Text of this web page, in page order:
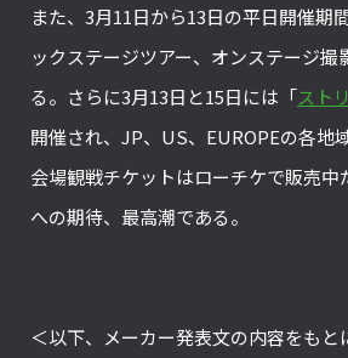
また、3月11日から13日の平日開催
ックステージツアー、オンステージ
る。さらに3月13日と15日には「スト
開催され、JP、US、EUROPEの各地
会場観戦チケットはローチケで販売
への期待、最高潮である。
＜以下、メーカー発表文の内容をもと